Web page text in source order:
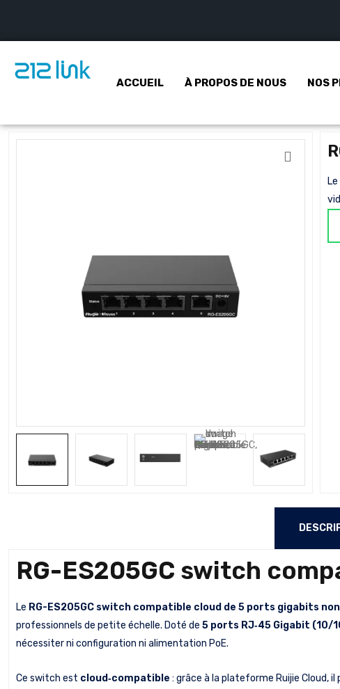
ACCUEIL À PROPOS DE NOUS NOS
RG-ES205GC switch
Le RG-ES205GC switch compatible cloud de 5 ports gigabits
professionnels de petite échelle. Doté de 5 ports RJ‑45 Gigabit (10/
nécessiter ni configuration ni alimentation PoE.
Ce switch est cloud‑compatible : grâce à la plateforme Ruijie Cloud,